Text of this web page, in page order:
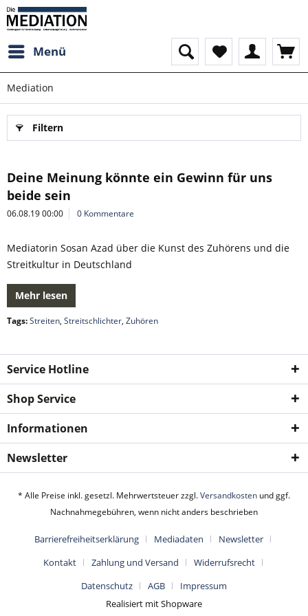
Menü
Mediation
Filtern
Deine Meinung könnte ein Gewinn für uns
beide sein
06.08.19 00:00 0 Kommentare
Mediatorin Sosan Azad über die Kunst des Zuhörens und die
Streitkultur in Deutschland
Mehr lesen
Tags:Streiten, Streitschlichter, Zuhören
Service Hotline
Shop Service
Informationen
Newsletter
* Alle Preise inkl. gesetzl. Mehrwertsteuer zzgl.Versandkosten und ggf.
Nachnahmegebühren, wenn nicht anders beschrieben
Barrierefreiheitserklärung Mediadaten
Newsletter
Kontakt
Zahlung und Versand
Widerrufsrecht
Datenschutz
AGB
Impressum
Realisiert mit Shopware